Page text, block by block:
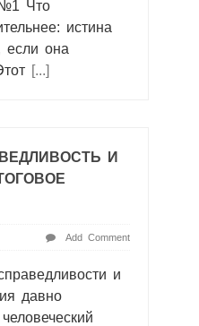
Что
истина
если она
[...]
И
Add Comment
и
давно